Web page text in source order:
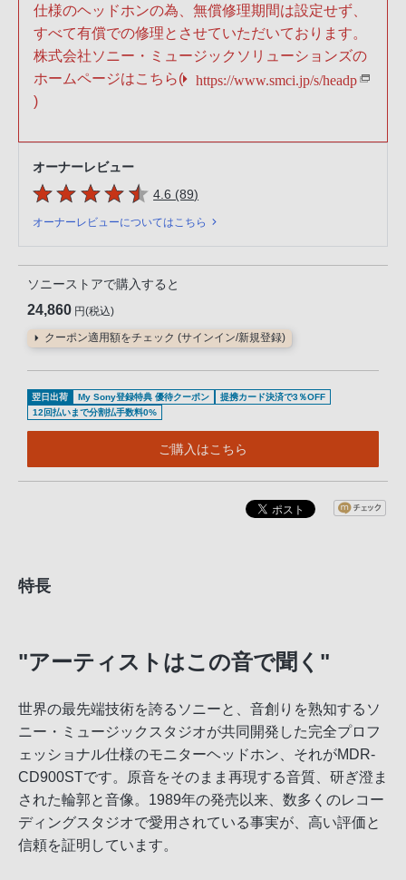
仕様のヘッドホンの為、無償修理期間は設定せず、
すべて有償での修理とさせていただいております。
株式会社ソニー・ミュージックソリューションズの
ホームページはこちら(
https://www.smci.jp/s/headp
)
オーナーレビュー
5つの星のうち
4.6 (89件のレビュー
)
オーナーレビューについてはこちら
ソニーストアで購入すると
24,860 円(税込)
クーポン適用額をチェック (サインイン/新規登録)
翌日出荷 My Sony登録特典 優待クーポン
提携カード決済で3％OFF
12回払いまで分割払手数料0%
ご購入はこちら
特長
"アーティストはこの音で聞く"
世界の最先端技術を誇るソニーと、音創りを熟知するソ
ニー・ミュージックスタジオが共同開発した完全プロフ
ェッショナル仕様のモニターヘッドホン、それがMDR-
CD900STです。原音をそのまま再現する音質、研ぎ澄ま
された輪郭と音像。1989年の発売以来、数多くのレコー
ディングスタジオで愛用されている事実が、高い評価と
信頼を証明しています。